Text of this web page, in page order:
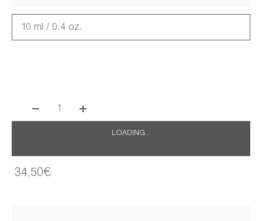
10 ml / 0.4 oz.
1
LOADING...
34,50€